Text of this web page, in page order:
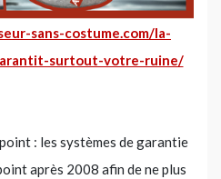
sans-costume.com/la-
surtout-votre-ruine/
: les systèmes de garantie
après 2008 afin de ne plus